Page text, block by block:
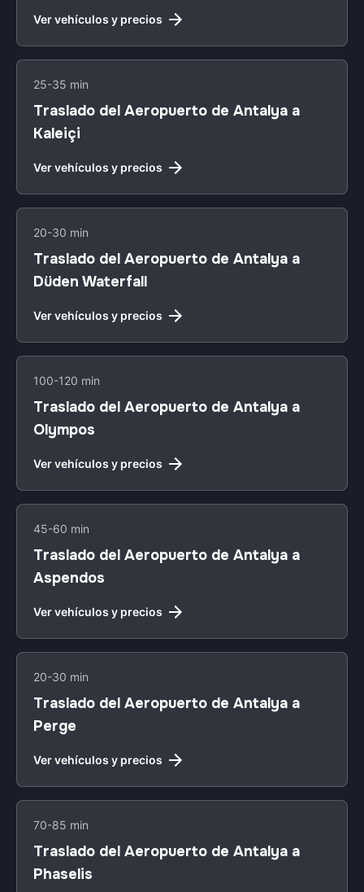
Ver vehículos y precios
25-35 min
Traslado del Aeropuerto de Antalya a
Kaleiçi
Ver vehículos y precios
20-30 min
Traslado del Aeropuerto de Antalya a
Düden Waterfall
Ver vehículos y precios
100-120 min
Traslado del Aeropuerto de Antalya a
Olympos
Ver vehículos y precios
45-60 min
Traslado del Aeropuerto de Antalya a
Aspendos
Ver vehículos y precios
20-30 min
Traslado del Aeropuerto de Antalya a
Perge
Ver vehículos y precios
70-85 min
Traslado del Aeropuerto de Antalya a
Phaselis